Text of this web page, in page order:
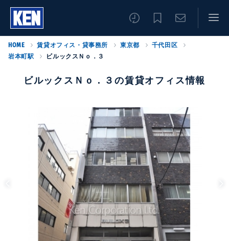
HOME 賃貸オフィス・貸事務所 東京都
千代田区
岩本町駅
ビルックスＮｏ．３
ビルックスＮｏ．３の賃貸オフィス情報